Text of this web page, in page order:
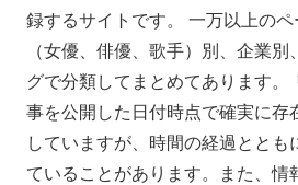
録するサイトです。 一万以上のペ
（女優、俳優、歌手）別、企業
グで分類してまとめてあります。
事を公開した日付時点で確実に存
していますが、時間の経過ととも
ていることがあります。また、情